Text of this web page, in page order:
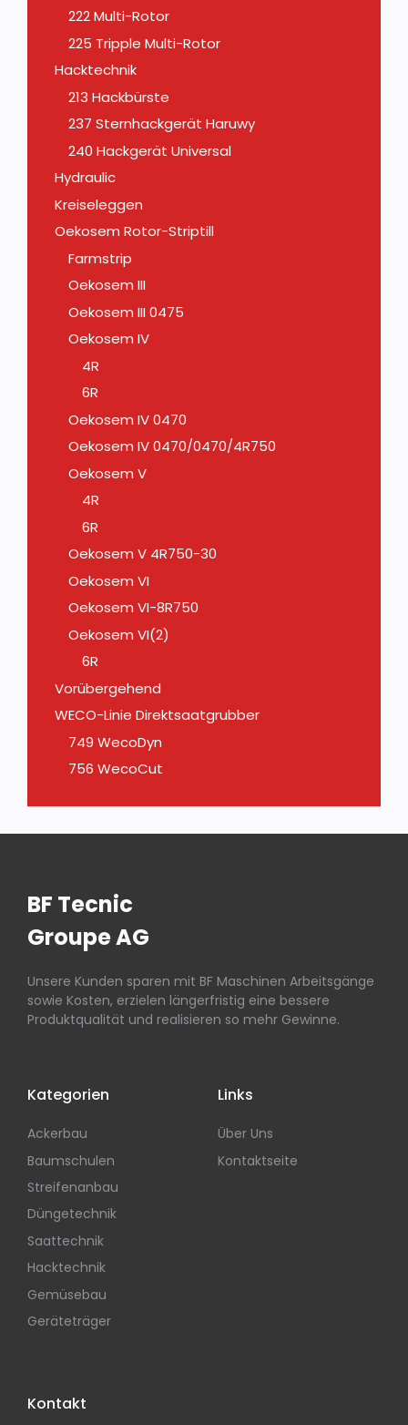
222 Multi-Rotor
225 Tripple Multi-Rotor
Hacktechnik
213 Hackbürste
237 Sternhackgerät Haruwy
240 Hackgerät Universal
Hydraulic
Kreiseleggen
Oekosem Rotor-Striptill
Farmstrip
Oekosem III
Oekosem III 0475
Oekosem IV
4R
6R
Oekosem IV 0470
Oekosem IV 0470/0470/4R750
Oekosem V
4R
6R
Oekosem V 4R750-30
Oekosem VI
Oekosem VI-8R750
Oekosem VI(2)
6R
Vorübergehend
WECO-Linie Direktsaatgrubber
749 WecoDyn
756 WecoCut
BF Tecnic
Groupe AG
Unsere Kunden sparen mit BF Maschinen Arbeitsgänge
sowie Kosten, erzielen längerfristig eine bessere
Produktqualität und realisieren so mehr Gewinne.
Kategorien
Ackerbau
Baumschulen
Streifenanbau
Düngetechnik
Saattechnik
Hacktechnik
Gemüsebau
Geräteträger
Links
Über Uns
Kontaktseite
Kontakt